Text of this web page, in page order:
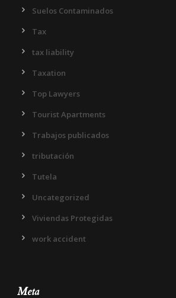
Suelos Contaminados
Tax
tax liability
Taxation
Top Lawyers
Tourist Apartments
Trabajos publicados
tributación
Tutela
Uncategorized
Viviendas Protegidas
work accident
Meta